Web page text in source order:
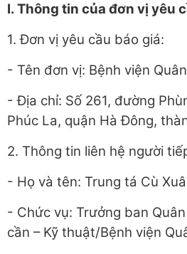
I. Thông tin của đơn vị yêu
1. Đơn vị yêu cầu báo giá:
- Tên đơn vị: Bệnh viện
- Địa chỉ: Số 261, đường
Phúc La, quận Hà Đông,
2. Thông tin liên hệ người
- Họ và tên: Trung tá Cù
- Chức vụ: Trưởng ban
cần – Kỹ thuật/Bệnh viện